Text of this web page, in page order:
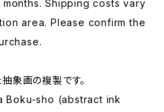
Shipping costs vary
area. Please confirm the
象画の複製です。
Boku-sho (abstract ink